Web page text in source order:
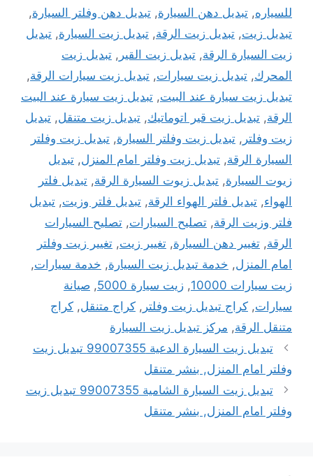
للسياره, تبديل دهن السيارة, تبديل دهن وفلتر السيارة,
تبديل زيت, تبديل زيت الرقة, تبديل زيت السيارة, تبديل
زيت السيارة الرقة, تبديل زيت القير , تبديل زيت
المحرك, تبديل زيت سيارات, تبديل زيت سيارات الرقة,
تبديل زيت سيارة عند البيت, تبديل زيت سيارة عند البيت
الرقة, تبديل زيت قير اتوماتيك, تبديل زيت متنقل, تبديل
زيت وفلتر , تبديل زيت وفلتر السيارة, تبديل زيت وفلتر
السيارة الرقة, تبديل زيت وفلتر امام المنزل, تبديل
زيوت السيارة, تبديل زيوت السيارة الرقة, تبديل فلتر
الهواء, تبديل فلتر الهواء الرقة, تبديل فلتر وزيت, تبديل
فلتر وزيت الرقة, تصليح السيارات, تصليح السيارات
الرقة, تغيير دهن السيارة, تغيير زيت, تغيير زيت وفلتر
امام المنزل, خدمة تبديل زيت السيارة, خدمة سيارات,
زيت سيارات 10000
, زيت سيارة 5000 , صيانة
سيارات, كراج تبديل زيت وفلتر , كراج متنقل, كراج
متنقل الرقة, مركز تبديل زيت السيارة
تبديل زيت السيارة الدعية 99007355 تبديل زيت
وفلتر امام المنزل, بنشر متنقل
تبديل زيت السيارة الشامية 99007355 تبديل زيت
وفلتر امام المنزل, بنشر متنقل